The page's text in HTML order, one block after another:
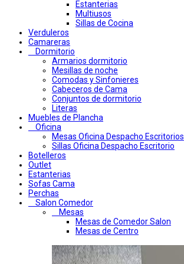
Estanterias
Multiusos
Sillas de Cocina
Verduleros
Camareras
Dormitorio
Armarios dormitorio
Mesillas de noche
Comodas y Sinfonieres
Cabeceros de Cama
Conjuntos de dormitorio
Literas
Muebles de Plancha
Oficina
Mesas Oficina Despacho Escritorios
Sillas Oficina Despacho Escritorio
Botelleros
Outlet
Estanterias
Sofas Cama
Perchas
Salon Comedor
Mesas
Mesas de Comedor Salon
Mesas de Centro